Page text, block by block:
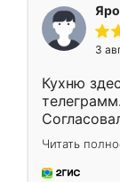
3
Кухню
недели
довольны
мебель за
Читать